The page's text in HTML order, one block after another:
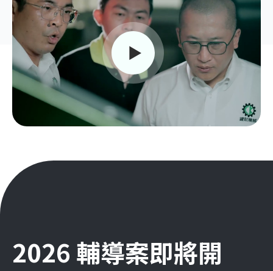
2026 輔導案即將開